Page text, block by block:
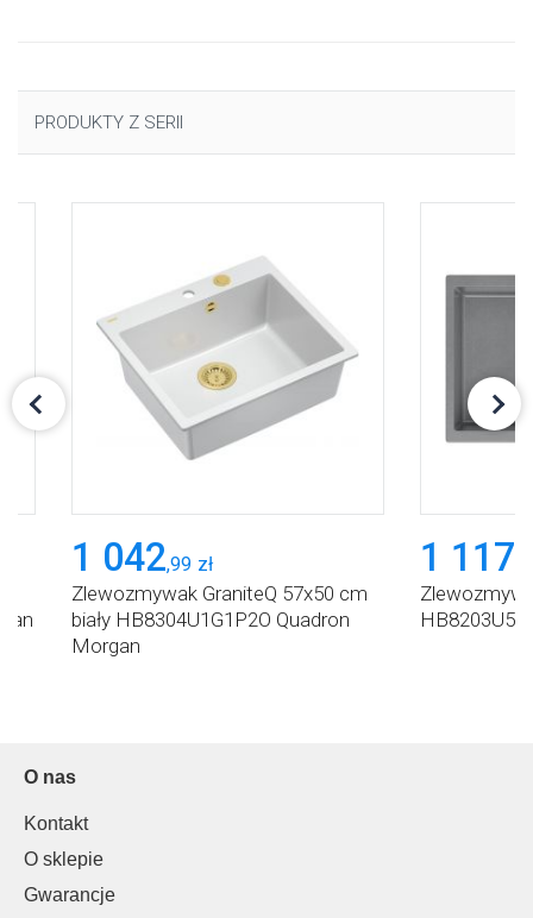
PRODUKTY Z SERII
1 042,99 zł
Zlewozmywak GraniteQ 57x50 cm
biały HB8304U1G1P2O Quadron
Morgan
1 117
O nas
Kontakt
O sklepie
Gwarancje